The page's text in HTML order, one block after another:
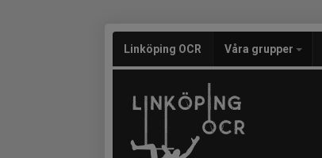
Linköping OCR Våra grupper